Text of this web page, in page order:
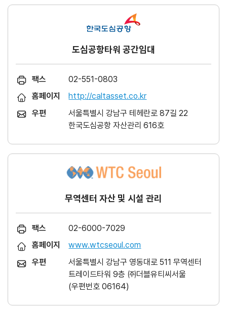
도심공항타워 공간임대
팩스
02-551-0803
홈페이지
http://caltasset.co.kr
우편
서울특별시 강남구 테헤란로 87길 22
한국도심공항 자산관리 616호
무역센터 자산 및 시설 관리
팩스
02-6000-7029
홈페이지
www.wtcseoul.com
우편
서울특별시 강남구 영동대로 511 무역센터
트레이드타워 9층 ㈜더블유티씨서울
(우편번호 06164)